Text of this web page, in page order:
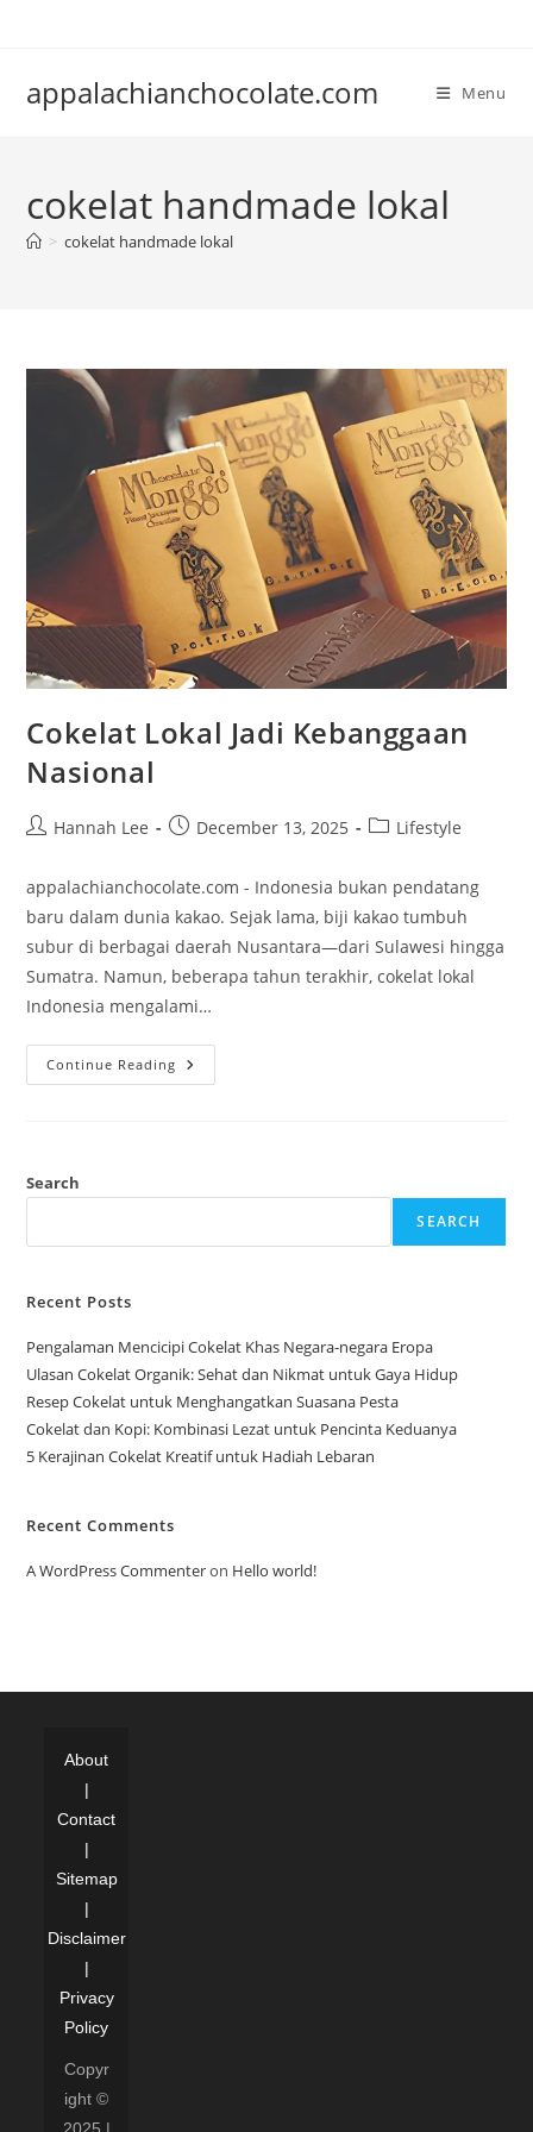
appalachianchocolate.com Menu
cokelat handmade lokal
> cokelat handmade lokal
Cokelat Lokal Jadi Kebanggaan
Nasional
PostHannah Lee
PostDecember 13, 2025
PostLifestyle
appalachianchocolate.com - Indonesia bukan pendatang
baru dalam dunia kakao. Sejak lama, biji kakao tumbuh
subur di berbagai daerah Nusantara—dari Sulawesi hingga
Sumatra. Namun, beberapa tahun terakhir, cokelat lokal
Indonesia mengalami…
Continue Reading Cokelat
Lokal
Search
SEARCH
Recent Posts
Pengalaman Mencicipi Cokelat Khas Negara-negara Eropa
Ulasan Cokelat Organik: Sehat dan Nikmat untuk Gaya Hidup
Resep Cokelat untuk Menghangatkan Suasana Pesta
Cokelat dan Kopi: Kombinasi Lezat untuk Pencinta Keduanya
5 Kerajinan Cokelat Kreatif untuk Hadiah Lebaran
Recent Comments
A WordPress Commenteron Hello world!
About
|
Contact
|
Sitemap
|
Disclaimer
|
Privacy
Policy
Copyr
ight ©
2025 |